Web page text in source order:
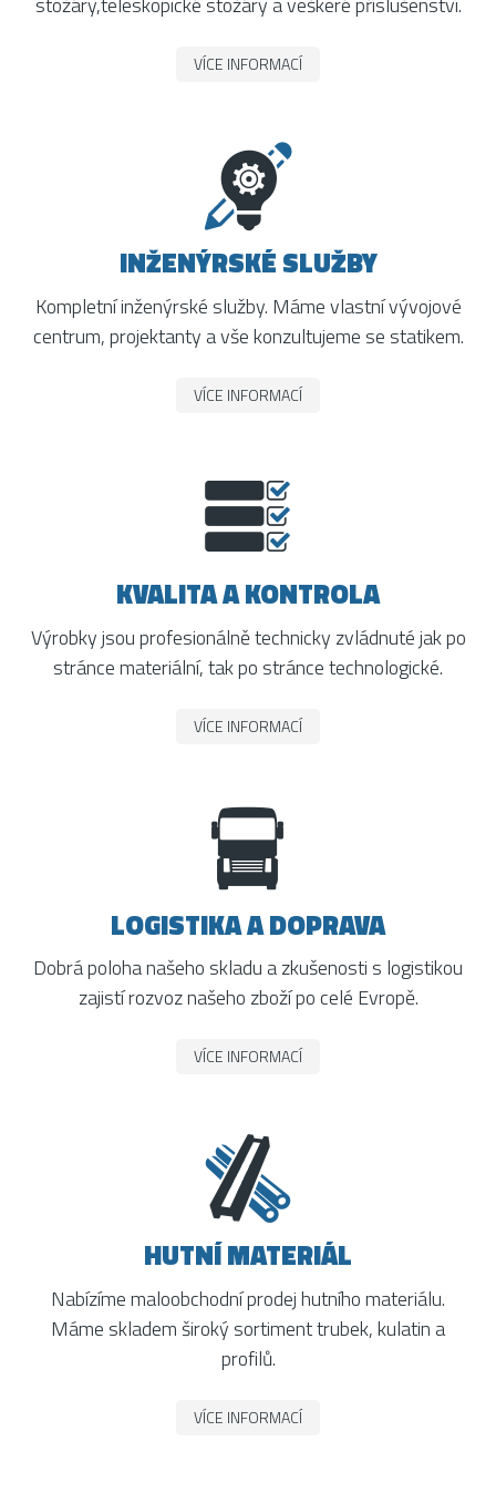
VÍCE INFORMACÍ
INŽENÝRSKÉ SLUŽBY
Kompletní inženýrské služby. Máme vlastní vývojové
centrum, projektanty a vše konzultujeme se statikem.
VÍCE INFORMACÍ
KVALITA A KONTROLA
Výrobky jsou profesionálně technicky zvládnuté jak po
stránce materiální, tak po stránce technologické.
VÍCE INFORMACÍ
LOGISTIKA A DOPRAVA
Dobrá poloha našeho skladu a zkušenosti s logistikou
zajistí rozvoz našeho zboží po celé Evropě.
VÍCE INFORMACÍ
HUTNÍ MATERIÁL
Nabízíme maloobchodní prodej hutního materiálu.
Máme skladem široký sortiment trubek, kulatin a
profilů.
VÍCE INFORMACÍ